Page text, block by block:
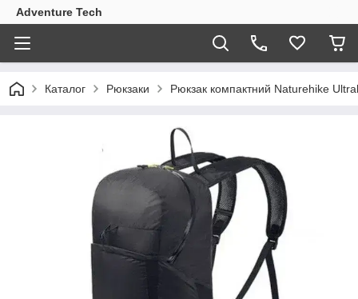
Adventure Tech
Каталог Рюкзаки Рюкзак компактний Naturehike